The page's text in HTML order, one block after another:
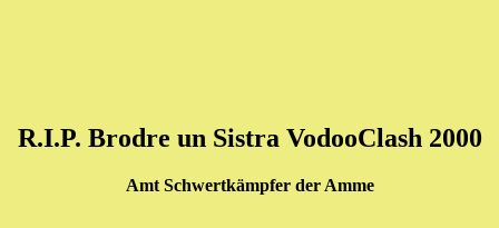
R.I.P. Brodre un Sistra VodooClash 2000
Amt Schwertkämpfer der Amme